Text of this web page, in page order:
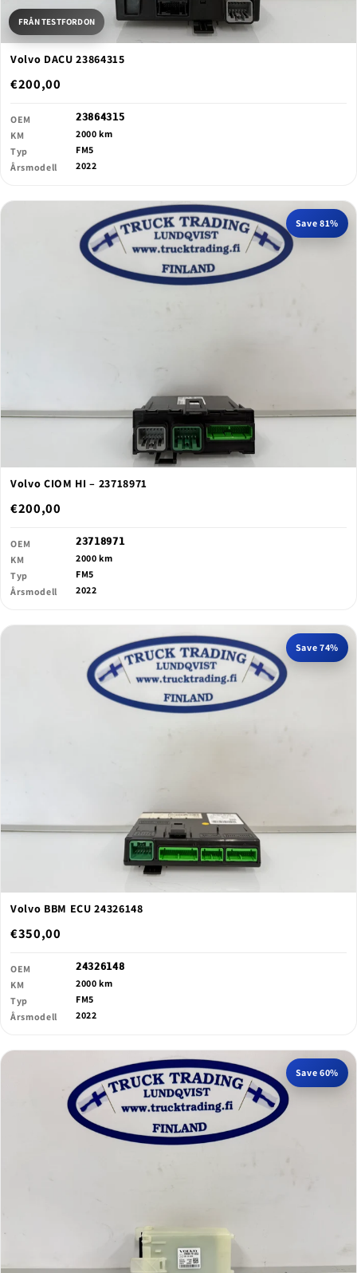
FRÅN TESTFORDON
Volvo DACU 23864315
€200,00
OEM 23864315
KM
2000 km
Typ
FM5
Årsmodell
2022
Save 81%
Volvo CIOM HI – 23718971
€200,00
OEM 23718971
KM
2000 km
Typ
FM5
Årsmodell
2022
Save 74%
Volvo BBM ECU 24326148
€350,00
OEM 24326148
KM
2000 km
Typ
FM5
Årsmodell
2022
Save 60%